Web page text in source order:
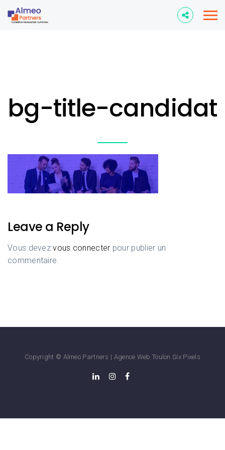
bg-title-candidat
Leave a Reply
Vous devezvous connecter pour publier un
commentaire.
Copyright © Almeo Partners | Agence Web Toulon Six Pixels